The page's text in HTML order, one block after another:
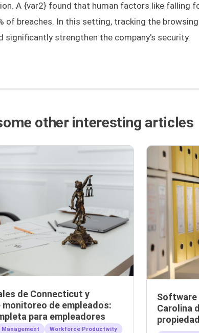
A {var2} found that human factors like falling
of breaches. In this setting, tracking the
significantly strengthen the company's security.
other interesting articles
de Connecticut y
de empleados:
para empleadores
Management
Workforce Productivity
Software
Carolina